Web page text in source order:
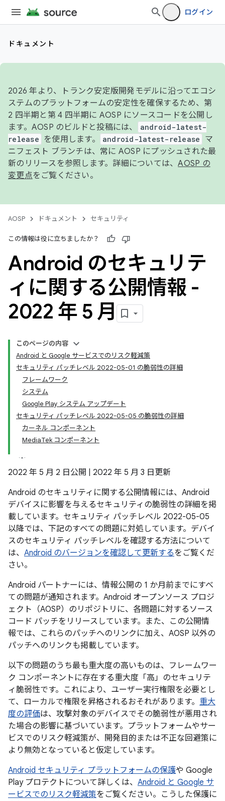
ログイン
ドキュメント
2026 年より、トランク安定版開発モデルに沿ってエコシ
ステムのプラットフォームの安定性を確保するため、第
2 四半期と第 4 四半期に AOSP にソースコードを公開し
ます。AOSP のビルドと投稿には、
android-latest-
release
を使用します。 android-latest-release
マ
ニフェスト ブランチは、常に AOSP にプッシュされた最
新のリリースを参照します。詳細については、AOSP の
変更点をご覧ください。
AOSP ドキュメント セキュリティ
この情報は役に立ちましたか？
Android のセキュリテ
ィに関する公開情報 -
2022 年 5 月
このページの内容
Android と Google サービスでのリスク軽減策
セキュリティ パッチレベル 2022-05-01 の脆弱性の詳細
フレームワーク
システム
Google Play システム アップデート
セキュリティ パッチレベル 2022-05-05 の脆弱性の詳細
カーネル コンポーネント
MediaTek コンポーネント
2022 年 5 月 2 日公開 | 2022 年 5 月 3 日更新
Android のセキュリティに関する公開情報には、Android
デバイスに影響を与えるセキュリティの脆弱性の詳細を掲
載しています。セキュリティ パッチレベル 2022-05-05
以降では、下記のすべての問題に対処しています。デバイ
スのセキュリティ パッチレベルを確認する方法について
は、 Android のバージョンを確認して更新するをご覧くだ
さい。
Android パートナーには、情報公開の 1 か月前までにすべ
ての問題が通知されます。Android オープンソース プロジ
ェクト（AOSP）のリポジトリに、各問題に対するソース
コード パッチをリリースしています。また、この公開情
報では、これらのパッチへのリンクに加え、AOSP 以外の
パッチへのリンクも掲載しています。
以下の問題のうち最も重大度の高いものは、フレームワー
ク コンポーネントに存在する重大度「高」のセキュリテ
ィ脆弱性です。これにより、ユーザー実行権限を必要とし
て、ローカルで権限を昇格されるおそれがあります。 重大
度の評価は、攻撃対象のデバイスでその脆弱性が悪用され
た場合の影響に基づいています。プラットフォームやサー
ビスでのリスク軽減策が、開発目的または不正な回避策に
より無効となっていると仮定しています。
Android セキュリティ プラットフォームの保護や Google
Play プロテクトについて詳しくは、 Android と Google サ
ービスでのリスク軽減策をご覧ください。こうした保護に